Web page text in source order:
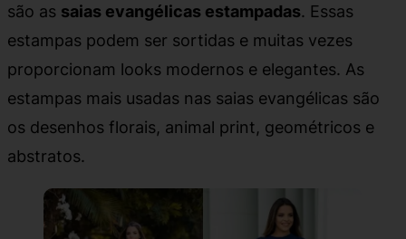
são as saias evangélicas estampadas. Essas
estampas podem ser sortidas e muitas vezes
proporcionam looks modernos e elegantes. As
estampas mais usadas nas saias evangélicas são
os desenhos florais, animal print, geométricos e
abstratos.